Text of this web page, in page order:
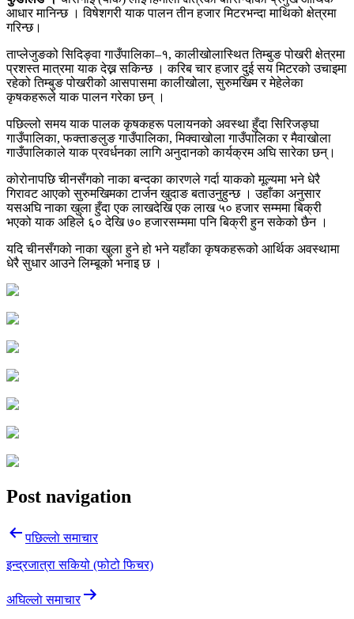
आधार मानिन्छ । विषेशगरी याक पालन तीन हजार मिटरभन्दा माथिको क्षेत्रमा
गरिन्छ।
ताप्लेजुङको सिदिङ्वा गाउँपालिका–१, कालीखोलास्थित तिम्बुङ पोखरी क्षेत्रमा
प्रशस्त मात्रमा याक देख्न सकिन्छ । करिब चार हजार दुई सय मिटरको उचाइमा
रहेको तिम्बुङ पोखरीको आसपासमा कालीखोला, सुरुमखिम र मेहेलेका
कृषकहरूले याक पालन गरेका छन् ।
पछिल्लो समय याक पालक कृषकहरू पलायनको अवस्था हुँदा सिरिजङ्घा
गाउँपालिका, फक्ताङलुङ गाउँपालिका, मिक्वाखोला गाउँपालिका र मैवाखोला
गाउँपालिकाले याक प्रवर्धनका लागि अनुदानको कार्यक्रम अघि सारेका छन्।
कोरोनापछि चीनसँगको नाका बन्दका कारणले गर्दा याकको मूल्यमा भने धेरै
गिरावट आएको सुरुमखिमका टार्जन खुदाङ बताउनुहुन्छ । उहाँका अनुसार
यसअघि नाका खुला हुँदा एक लाखदेखि एक लाख ५० हजार सम्ममा बिक्री
भएको याक अहिले ६० देखि ७० हजारसम्ममा पनि बिक्री हुन सकेको छैन ।
यदि चीनसँगको नाका खुला हुने हो भने यहाँका कृषकहरूको आर्थिक अवस्थामा
धेरै सुधार आउने लिम्बूको भनाइ छ ।
Post navigation
पछिल्लाे समाचार
इन्द्रजात्रा सकियो (फोटो फिचर)
अघिल्लाे समाचार